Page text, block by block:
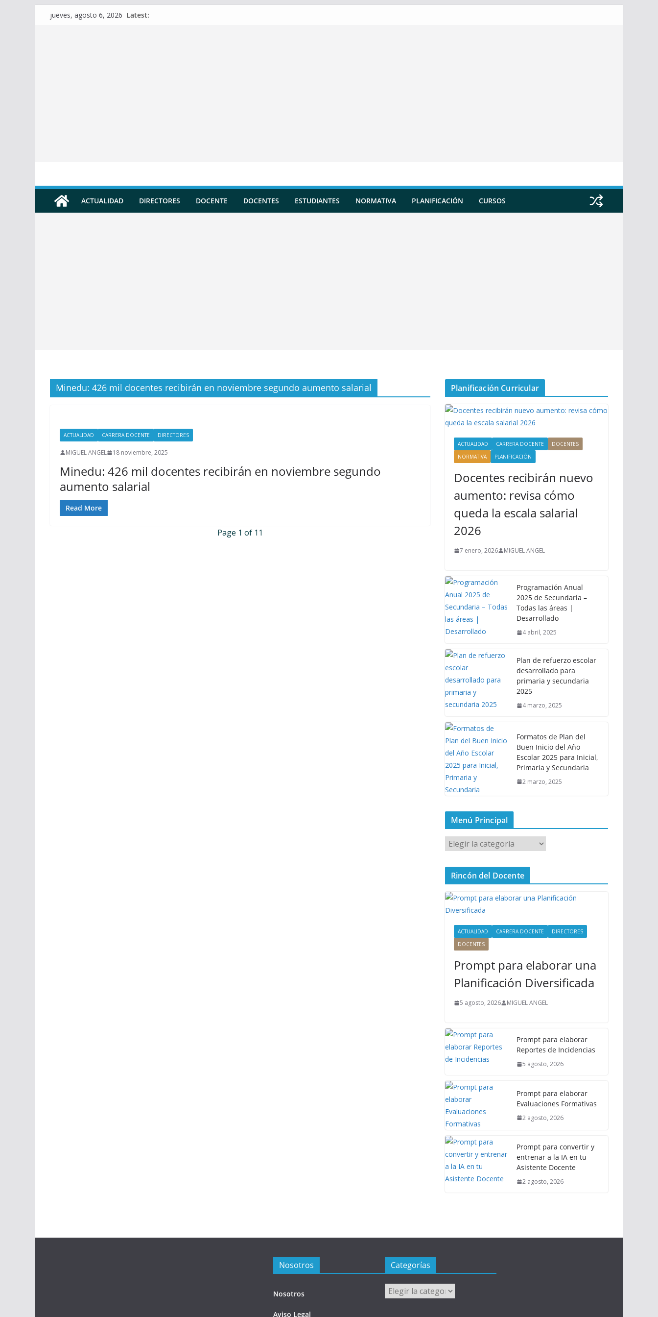
jueves, agosto 6, 2026 Latest:
ACTUALIDAD DIRECTORES DOCENTE DOCENTES ESTUDIANTES NORMATIVA PLANIFICACIÓN CURSOS
Minedu: 426 mil docentes recibirán en noviembre segundo aumento salarial
ACTUALIDAD CARRERA DOCENTE DIRECTORES
MIGUEL ANGEL 18 noviembre, 2025
Minedu: 426 mil docentes recibirán en noviembre segundo
aumento salarial
Read More
Page 1 of 1 1
Planificación Curricular
ACTUALIDAD CARRERA DOCENTE
DOCENTES
NORMATIVA
PLANIFICACIÓN
Docentes recibirán nuevo
aumento: revisa cómo
queda la escala salarial
2026
7 enero, 2026 MIGUEL ANGEL
Programación Anual
2025 de Secundaria –
Todas las áreas |
Desarrollado
4 abril, 2025
Plan de refuerzo escolar
desarrollado para
primaria y secundaria
2025
4 marzo, 2025
Formatos de Plan del
Buen Inicio del Año
Escolar 2025 para Inicial,
Primaria y Secundaria
2 marzo, 2025
Menú Principal
M
e
n
P
i
Rincón del Docente
ACTUALIDAD CARRERA DOCENTE
DIRECTORES
DOCENTES
Prompt para elaborar una
Planificación Diversificada
5 agosto, 2026 MIGUEL ANGEL
Prompt para elaborar
Reportes de Incidencias
5 agosto, 2026
Prompt para elaborar
Evaluaciones Formativas
2 agosto, 2026
Prompt para convertir y
entrenar a la IA en tu
Asistente Docente
2 agosto, 2026
Nosotros
Nosotros
Aviso Legal
Categorías
Categorías